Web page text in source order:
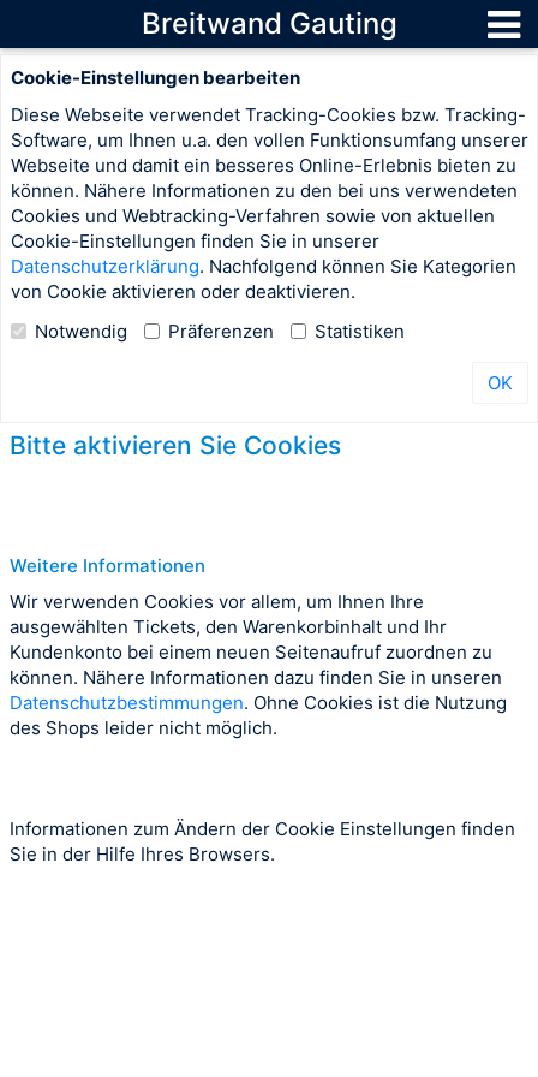
Breitwand Gauting
Cookie-Einstellungen bearbeiten
Diese Webseite verwendet Tracking-Cookies bzw. Tracking-
Software, um Ihnen u.a. den vollen Funktionsumfang unserer
Webseite und damit ein besseres Online-Erlebnis bieten zu
können. Nähere Informationen zu den bei uns verwendeten
Cookies und Webtracking-Verfahren sowie von aktuellen
Cookie-Einstellungen finden Sie in unserer
Datenschutzerklärung. Nachfolgend können Sie Kategorien
von Cookie aktivieren oder deaktivieren.
Notwendig
Präferenzen Statistiken
OK
Bitte aktivieren Sie Cookies
Weitere Informationen
Wir verwenden Cookies vor allem, um Ihnen Ihre
ausgewählten Tickets, den Warenkorbinhalt und Ihr
Kundenkonto bei einem neuen Seitenaufruf zuordnen zu
können. Nähere Informationen dazu finden Sie in unseren
Datenschutzbestimmungen. Ohne Cookies ist die Nutzung
des Shops leider nicht möglich.
Informationen zum Ändern der Cookie Einstellungen finden
Sie in der Hilfe Ihres Browsers.